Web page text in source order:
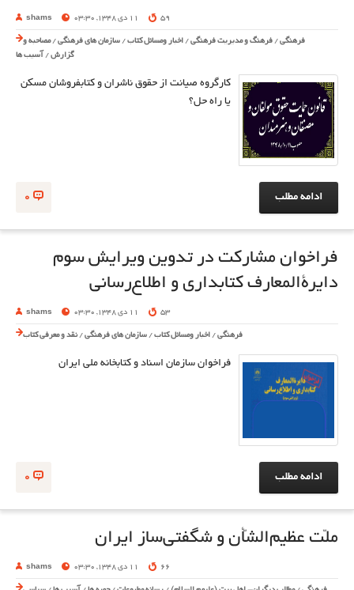
shams 11 دی 1348, 03:30 59
فرهنگی / فرهنگ و مدیریت فرهنگی / اخبار ومسائل کتاب / سازمان های فرهنگی /مصاحبه و
گزارش / آسیب ها
کارگروه صیانت از حقوق ناشران و کتابفروشان مسکن
یا راه حل؟
0 ادامه مطلب
فراخوان مشارکت در تدوین ویرایش سوم
دایرةالمعارف کتابداری و اطلاع‌رسانی
shams 11 دی 1348, 03:30 53
فرهنگی / اخبار ومسائل کتاب / سازمان های فرهنگی /نقد و معرفی کتاب
فراخوان سازمان اسناد و کتابخانه ملی ایران
0 ادامه مطلب
ملّت عظیم‌الشّأن و شگفتی‌ساز ایران
shams 11 دی 1348, 03:30 66